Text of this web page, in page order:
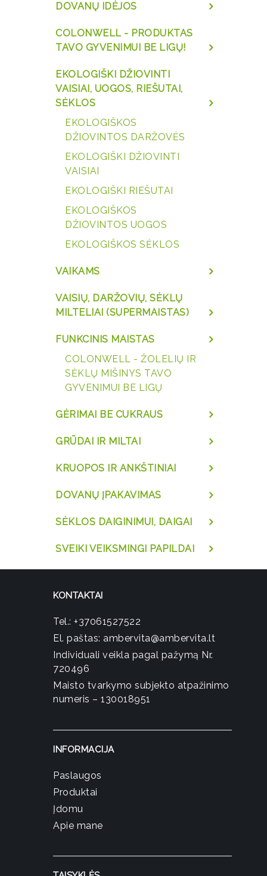
DOVANŲ IDĖJOS
COLONWELL - PRODUKTAS
TAVO GYVENIMUI BE LIGŲ!
EKOLOGIŠKI DŽIOVINTI
VAISIAI, UOGOS, RIEŠUTAI,
SĖKLOS
EKOLOGIŠKOS
DŽIOVINTOS DARŽOVĖS
EKOLOGIŠKI DŽIOVINTI
VAISIAI
EKOLOGIŠKI RIEŠUTAI
EKOLOGIŠKOS
DŽIOVINTOS UOGOS
EKOLOGIŠKOS SĖKLOS
VAIKAMS
VAISIŲ, DARŽOVIŲ, SĖKLŲ
MILTELIAI (SUPERMAISTAS)
FUNKCINIS MAISTAS
COLONWELL - ŽOLELIŲ IR
SĖKLŲ MIŠINYS TAVO
GYVENIMUI BE LIGŲ
GĖRIMAI BE CUKRAUS
GRŪDAI IR MILTAI
KRUOPOS IR ANKŠTINIAI
DOVANŲ ĮPAKAVIMAS
SĖKLOS DAIGINIMUI, DAIGAI
SVEIKI VEIKSMINGI PAPILDAI
KONTAKTAI
Tel.: +37061527522
El. paštas: ambervita@ambervita.lt
Individuali veikla pagal pažymą Nr.
720496
Maisto tvarkymo subjekto atpažinimo
numeris – 130018951
INFORMACIJA
Paslaugos
Produktai
Įdomu
Apie mane